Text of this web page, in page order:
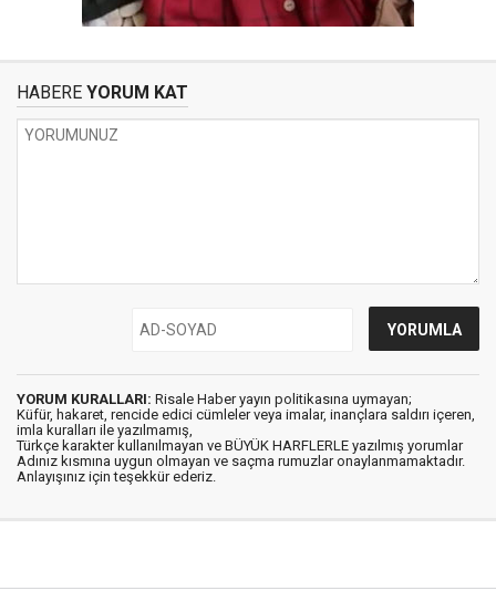
HABERE YORUM KAT
YORUM KURALLARI: Risale Haber yayın politikasına uymayan;
Küfür, hakaret, rencide edici cümleler veya imalar, inançlara saldırı içeren,
imla kuralları ile yazılmamış,
Türkçe karakter kullanılmayan ve BÜYÜK HARFLERLE yazılmış yorumlar
Adınız kısmına uygun olmayan ve saçma rumuzlar onaylanmamaktadır.
Anlayışınız için teşekkür ederiz.